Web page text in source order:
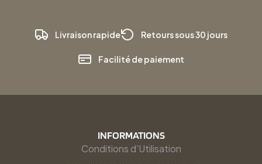
Livraison rapide Retours sous 30 jours
Facilité de paiement
INFORMATIONS
Conditions d'Utilisation